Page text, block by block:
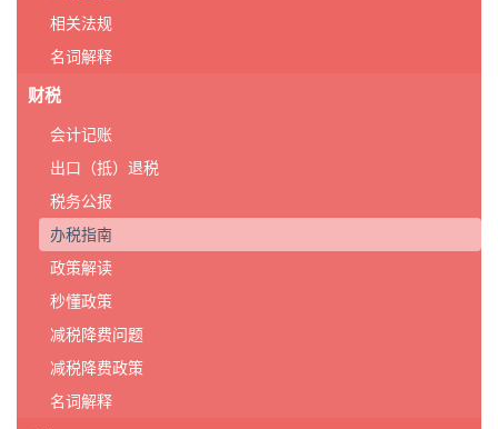
相关法规
名词解释
财税
会计记账
出口（抵）退税
税务公报
办税指南
政策解读
秒懂政策
减税降费问题
减税降费政策
名词解释